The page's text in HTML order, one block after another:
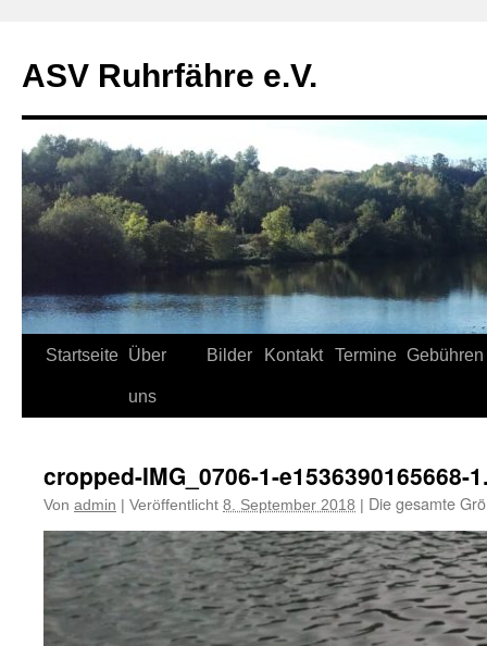
ASV Ruhrfähre e.V.
Zum
Startseite Über
uns
Bilder Kontakt Termine Gebühren
cropped-IMG_0706-1-e1536390165668-
Von admin | Veröffentlicht 8. September 2018 | Die gesamte